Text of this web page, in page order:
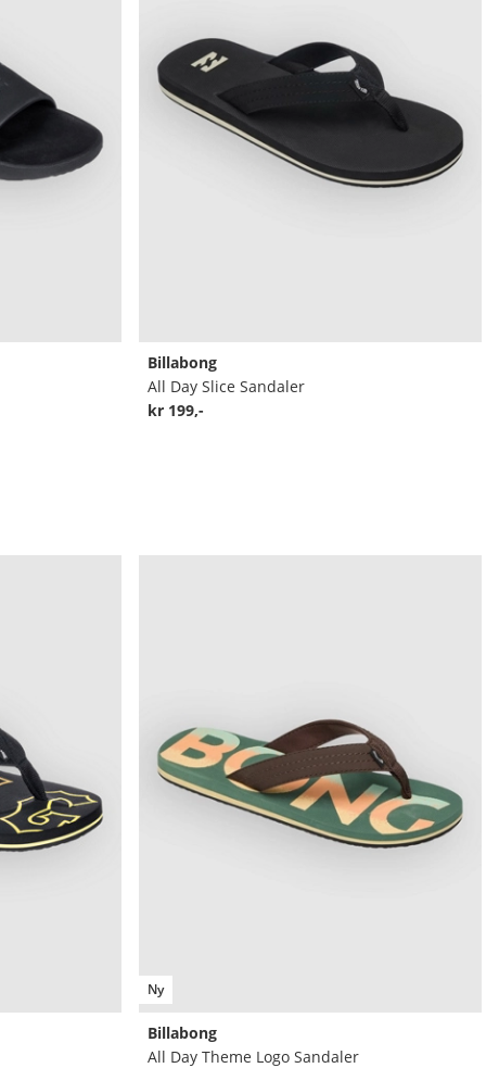
Billabong
All Day Slice Sandaler
kr 199,-
Ny
Billabong
All Day Theme Logo Sandaler